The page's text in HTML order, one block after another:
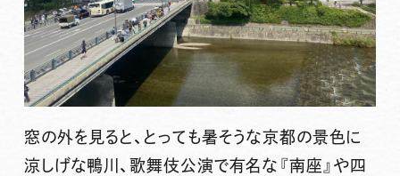
窓の外を見ると、とっても暑そうな京都の景色に
涼しげな鴨川、歌舞伎公演で有名な『南座』や四